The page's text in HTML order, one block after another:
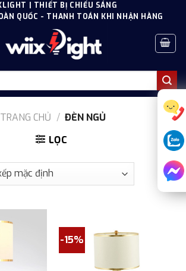
| THIẾT BỊ CHIẾU SÁNG
QUỐC - THANH TOÁN KHI NHẬN HÀNG
TRANG CHỦ / ĐÈN NGỦ
LỌC
-15%